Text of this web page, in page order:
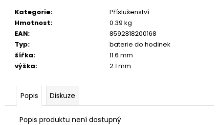
Kategorie:
Příslušenství
Hmotnost:
0.39 kg
EAN:
8592818200168
Typ:
baterie do hodinek
šířka:
11.6 mm
výška: 2.1 mm
Popis Diskuze
Popis produktu není dostupný
D
o
p
o
u
e
m